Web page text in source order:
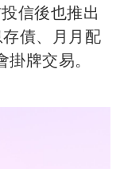
信後也推出
債、月月配
牌交易。